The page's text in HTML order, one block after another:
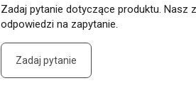
Zadaj pytanie dotyczące produktu. Nasz
odpowiedzi na zapytanie.
Zadaj pytanie